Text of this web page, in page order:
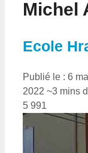
Michel
Ecole
Publié le : 6
2022 ~3 mins
5 991